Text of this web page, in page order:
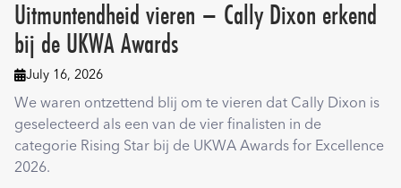
Uitmuntendheid vieren – Cally Dixon erkend
bij de UKWA Awards
July 16, 2026
We waren ontzettend blij om te vieren dat Cally Dixon is
geselecteerd als een van de vier finalisten in de
categorie Rising Star bij de UKWA Awards for Excellence
2026.